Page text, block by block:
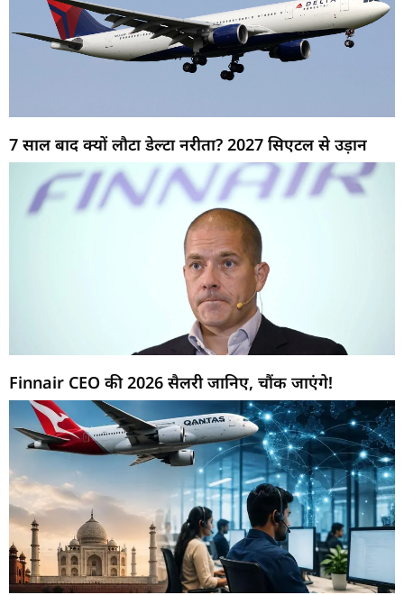
7 साल बाद क्यों लौटा डेल्टा नरीता? 2027 सिएटल से उड़ान
Finnair CEO की 2026 सैलरी जानिए, चौंक जाएंगे!